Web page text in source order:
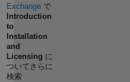
Exchangeで
Introduction
to
Installation
and
Licensing に
ついてさらに
検索